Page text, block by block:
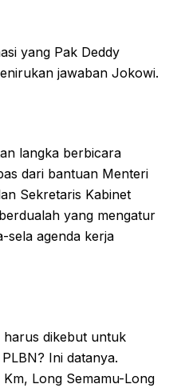
yang Pak Deddy
jawaban Jokowi.
langka berbicara
dari bantuan Menteri
Sekretaris Kabinet
yang mengatur
sela agenda kerja
harus dikebut untuk
Ini datanya.
Long Semamu-Long